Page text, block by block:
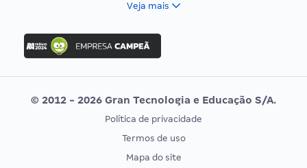
Concurso Ibama
Concurso MPU
Editais publicados
Vunesp
CONCURSOS POR PROFISSÃO
EXAME DE ORDEM
Veja mais
© 2012 - 2026 Gran Tecnologia e Educação S/A.
Política de privacidade
Termos de uso
Mapa do site